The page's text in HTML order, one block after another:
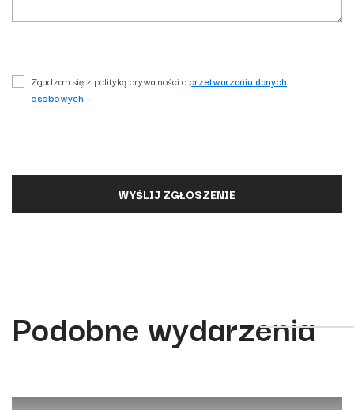
Zgadzam się z polityką prywatności oprzetwarzaniu danych
osobowych.
Podobne wydarzenia